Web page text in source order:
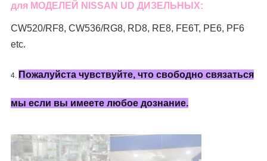
для МОДЕЛЕЙ NISSAN UD ДИЗЕЛЬНЫХ:
CW520/RF8, CW536/RG8, RD8, RE8, FE6T, PE6, PF6
etc.
4. Пожалуйста чувствуйте, что свободно связаться
мы если вы имеете любое дознание.